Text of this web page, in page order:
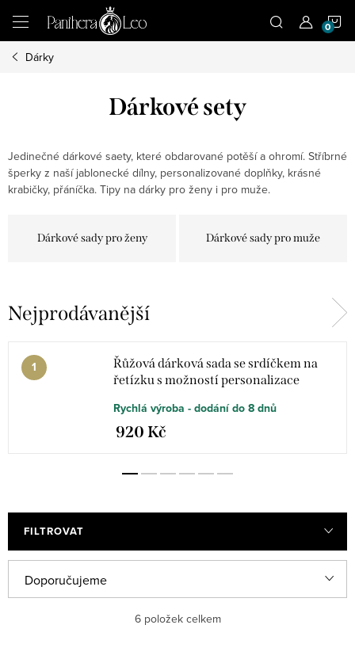
obsah
Dárky
Dárkové sety
Jedinečné dárkové saety, které obdarované potěší a ohromí. Stříbrné
šperky z naší jablonecké dílny, personalizované doplňky, krásné
krabičky, přáníčka. Tipy na dárky pro ženy i pro muže.
Dárkové sady pro ženy Dárkové sady pro muže
Nejprodávanější
Řůžová dárková sada se srdíčkem na
řetízku s možností personalizace
Rychlá výroba - dodání do 8 dnů
920 Kč
FILTROVAT
ý
a
Doporučujeme
6položek celkem